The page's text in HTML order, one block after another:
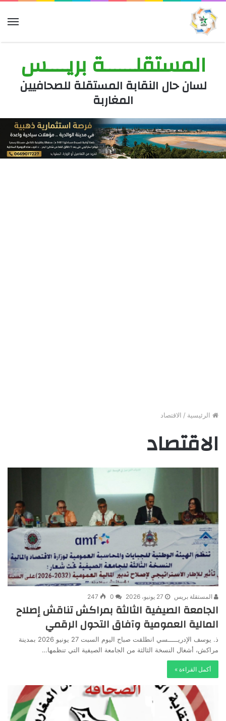
المستقلــــــة بريــــس
لسان حال النقابة المستقلة للصحافيين
المغاربة
الرئيسية / الاقتصاد
الاقتصاد
المستقلة بريس 27 يونيو، 2026 0
247
الجامعة الصيفية الثالثة بمراكش تناقش إصلاح
المالية العمومية وآفاق التحول الرقمي
ذ. يوسف الإدريـــــسي انطلقت صباح اليوم السبت 27 يونيو 2026 بمدينة
مراكش، أشغال النسخة الثالثة من الجامعة الصيفية التي تنظمها…
أكمل القراءة »